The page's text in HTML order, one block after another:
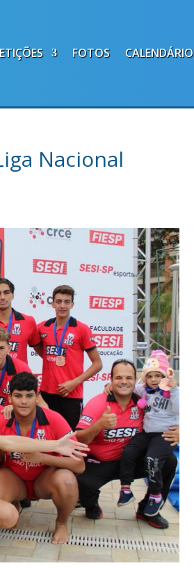
FOTOS CALENDÁRIO
Nacional